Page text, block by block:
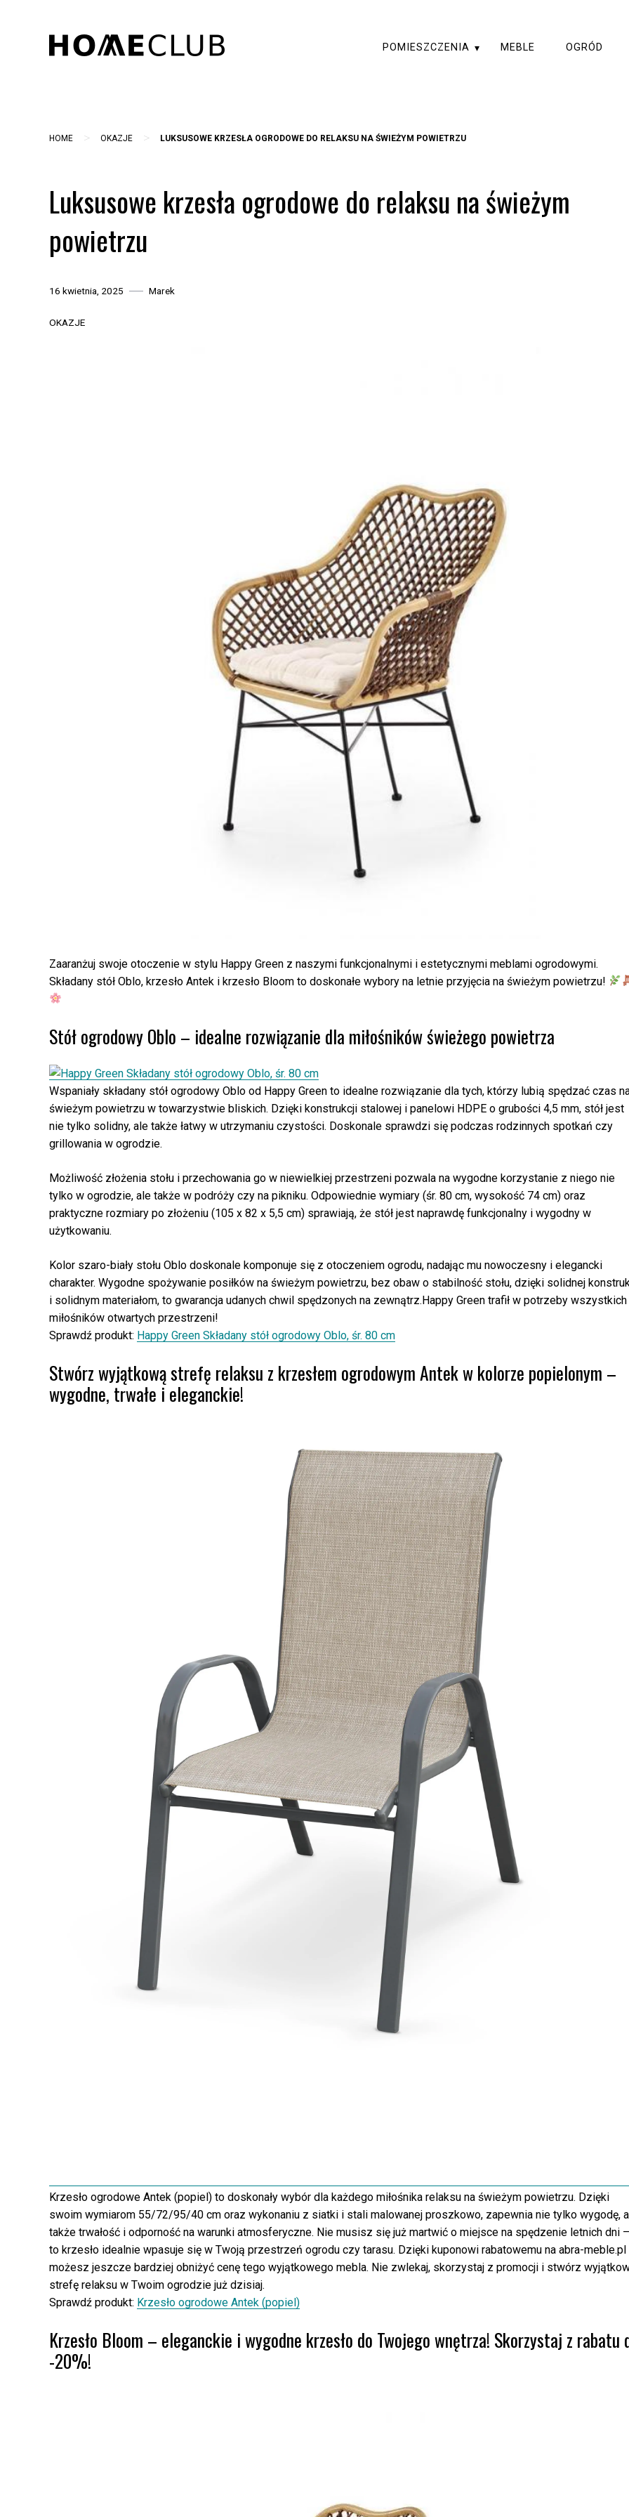
POMIESZCZENIA MEBLE OGRÓD
HOME > OKAZJE > LUKSUSOWE KRZESŁA OGRODOWE DO RELAKSU NA ŚWIEŻYM POWIETRZU
Luksusowe krzesła ogrodowe do relaksu na świeżym
powietrzu
16 kwietnia, 2025 Marek
OKAZJE
Zaaranżuj swoje otoczenie w stylu Happy Green z naszymi funkcjonalnymi i estetycznymi meblami ogrodowymi.
Składany stół Oblo, krzesło Antek i krzesło Bloom to doskonałe wybory na letnie przyjęcia na świeżym powietrzu!
Stół ogrodowy Oblo – idealne rozwiązanie dla miłośników świeżego powietrza
Wspaniały składany stół ogrodowy Oblo od Happy Green to idealne rozwiązanie dla tych, którzy lubią spędzać czas
świeżym powietrzu w towarzystwie bliskich. Dzięki konstrukcji stalowej i panelowi HDPE o grubości 4,5 mm, stół jest
nie tylko solidny, ale także łatwy w utrzymaniu czystości. Doskonale sprawdzi się podczas rodzinnych spotkań czy
grillowania w ogrodzie.
Możliwość złożenia stołu i przechowania go w niewielkiej przestrzeni pozwala na wygodne korzystanie z niego nie
tylko w ogrodzie, ale także w podróży czy na pikniku. Odpowiednie wymiary (śr. 80 cm, wysokość 74 cm) oraz
praktyczne rozmiary po złożeniu (105 x 82 x 5,5 cm) sprawiają, że stół jest naprawdę funkcjonalny i wygodny w
użytkowaniu.
Kolor szaro-biały stołu Oblo doskonale komponuje się z otoczeniem ogrodu, nadając mu nowoczesny i elegancki
charakter. Wygodne spożywanie posiłków na świeżym powietrzu, bez obaw o stabilność stołu, dzięki solidnej
i solidnym materiałom, to gwarancja udanych chwil spędzonych na zewnątrz.Happy Green trafił w potrzeby wszystkich
miłośników otwartych przestrzeni!
Sprawdź produkt: Happy Green Składany stół ogrodowy Oblo, śr. 80 cm
Stwórz wyjątkową strefę relaksu z krzesłem ogrodowym Antek w kolorze popielonym –
wygodne, trwałe i eleganckie!
Krzesło ogrodowe Antek (popiel) to doskonały wybór dla każdego miłośnika relaksu na świeżym powietrzu. Dzięki
swoim wymiarom 55/72/95/40 cm oraz wykonaniu z siatki i stali malowanej proszkowo, zapewnia nie tylko wygodę,
także trwałość i odporność na warunki atmosferyczne. Nie musisz się już martwić o miejsce na spędzenie letnich dni –
to krzesło idealnie wpasuje się w Twoją przestrzeń ogrodu czy tarasu. Dzięki kuponowi rabatowemu na abra-meble.pl
możesz jeszcze bardziej obniżyć cenę tego wyjątkowego mebla. Nie zwlekaj, skorzystaj z promocji i stwórz
strefę relaksu w Twoim ogrodzie już dzisiaj.
Sprawdź produkt: Krzesło ogrodowe Antek (popiel)
Krzesło Bloom – eleganckie i wygodne krzesło do Twojego wnętrza! Skorzystaj z rabatu
-20%!